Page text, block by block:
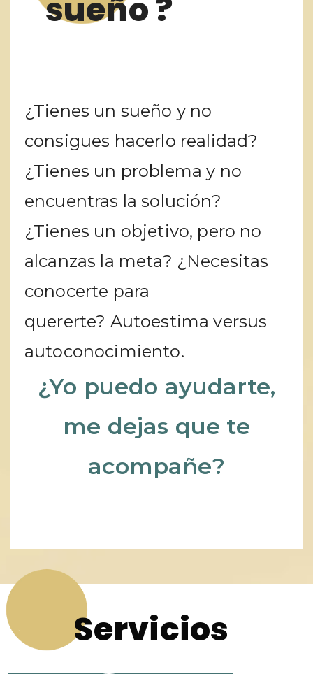
sueño ?
¿Tienes un sueño y no
consigues hacerlo realidad?
¿Tienes un problema y no
encuentras la solución?
¿Tienes un objetivo, pero no
alcanzas la meta? ¿Necesitas
conocerte para
quererte? Autoestima versus
autoconocimiento.
¿Yo puedo ayudarte,
me dejas que te
acompañe?
Servicios